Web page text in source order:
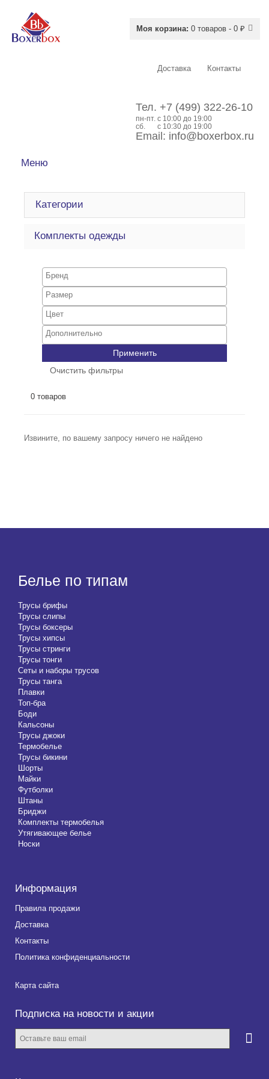
Моя корзина: 0 товаров - 0 ₽
Доставка Контакты
Тел. +7 (499) 322-26-10
пн-пт. c 10:00 до 19:00
сб.
с 10:30 до 19:00
Email: info@boxerbox.ru
Меню
Категории
Комплекты одежды
Применить
Очистить фильтры
0 товаров
Извините, по вашему запросу ничего не найдено
Белье по типам
Трусы брифы
Трусы слипы
Трусы боксеры
Трусы хипсы
Трусы стринги
Трусы тонги
Сеты и наборы трусов
Трусы танга
Плавки
Топ-бра
Боди
Кальсоны
Трусы джоки
Термобелье
Трусы бикини
Шорты
Майки
Футболки
Штаны
Бриджи
Комплекты термобелья
Утягивающее белье
Носки
Информация
Правила продажи
Доставка
Контакты
Политика конфиденциальности
Карта сайта
Подписка на новости и акции